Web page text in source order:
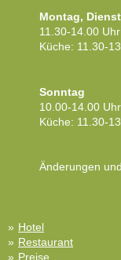
Montag,
11.30-14.00
Küche: 11.30-
Sonntag
10.00-14.00
Küche: 11.30-
Änderungen
Hotel
Restaurant
Preise